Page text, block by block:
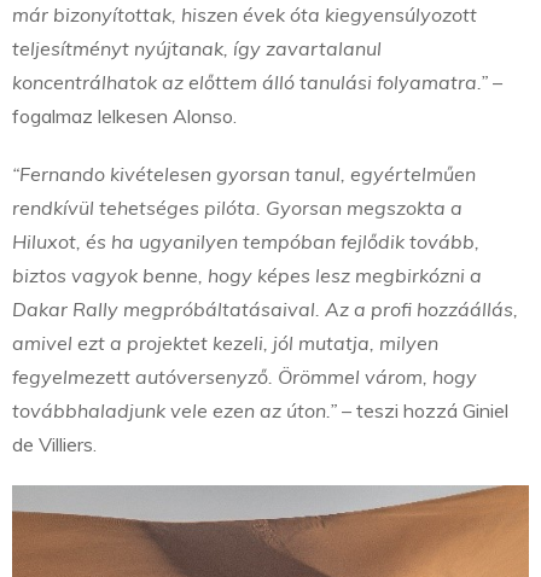
már bizonyítottak, hiszen évek óta kiegyensúlyozott
teljesítményt nyújtanak, így zavartalanul
koncentrálhatok az előttem álló tanulási folyamatra.” –
fogalmaz lelkesen Alonso.
“Fernando kivételesen gyorsan tanul, egyértelműen
rendkívül tehetséges pilóta. Gyorsan megszokta a
Hiluxot, és ha ugyanilyen tempóban fejlődik tovább,
biztos vagyok benne, hogy képes lesz megbirkózni a
Dakar Rally megpróbáltatásaival. Az a profi hozzáállás,
amivel ezt a projektet kezeli, jól mutatja, milyen
fegyelmezett autóversenyző. Örömmel várom, hogy
továbbhaladjunk vele ezen az úton.” – teszi hozzá Giniel
de Villiers.